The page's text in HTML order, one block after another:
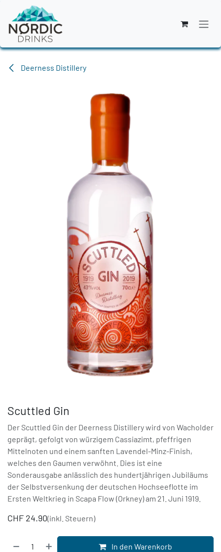
Zum Inhalt springen
Deerness Distillery
Scuttled Gin
Der Scuttled Gin der Deerness Distillery wird von Wacholder
geprägt, gefolgt von würzigem Cassiazimt, pfeffrigen
Mittelnoten und einem sanften Lavendel-Minz-Finish,
welches den Gaumen verwöhnt. Dies ist eine
Sonderausgabe anlässlich des hundertjährigen Jubiläums
der Selbstversenkung der deutschen Hochseeflotte im
Ersten Weltkrieg in Scapa Flow (Orkney) am 21. Juni 1919.
CHF 24.90(inkl. Steuern)
In den Warenkorb